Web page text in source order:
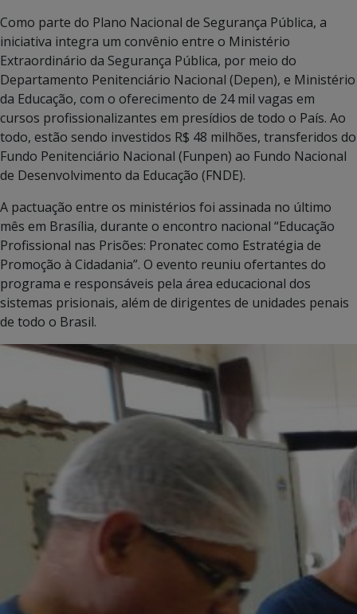
Como parte do Plano Nacional de Segurança Pública, a
iniciativa integra um convênio entre o Ministério
Extraordinário da Segurança Pública, por meio do
Departamento Penitenciário Nacional (Depen), e Ministério
da Educação, com o oferecimento de 24 mil vagas em
cursos profissionalizantes em presídios de todo o País. Ao
todo, estão sendo investidos R$ 48 milhões, transferidos do
Fundo Penitenciário Nacional (Funpen) ao Fundo Nacional
de Desenvolvimento da Educação (FNDE).
A pactuação entre os ministérios foi assinada no último
mês em Brasília, durante o encontro nacional “Educação
Profissional nas Prisões: Pronatec como Estratégia de
Promoção à Cidadania”. O evento reuniu ofertantes do
programa e responsáveis pela área educacional dos
sistemas prisionais, além de dirigentes de unidades penais
de todo o Brasil.